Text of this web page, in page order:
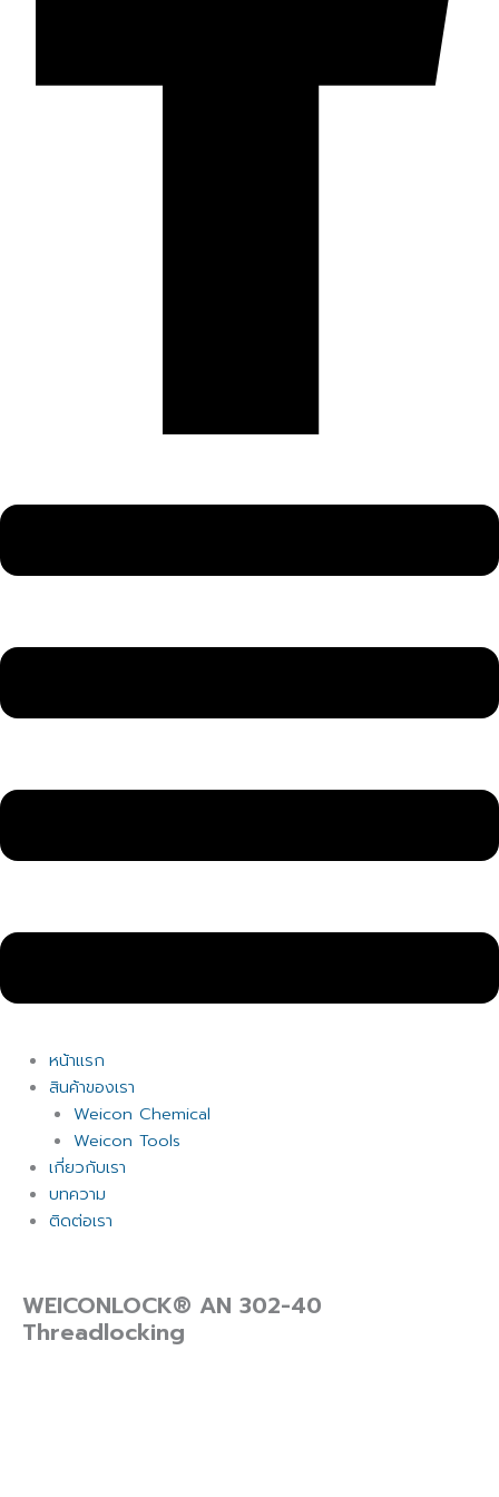
หน้าแรก
สินค้าของเรา
Weicon Chemical
Weicon Tools
เกี่ยวกับเรา
บทความ
ติดต่อเรา
WEICONLOCK® AN 302-40
Threadlocking